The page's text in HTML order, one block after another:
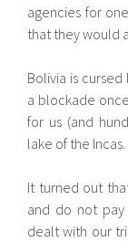
agencies for
that they would
Bolivia is cursed
a blockade
for us (and
lake of the Incas.
It turned out
and do not
dealt with our